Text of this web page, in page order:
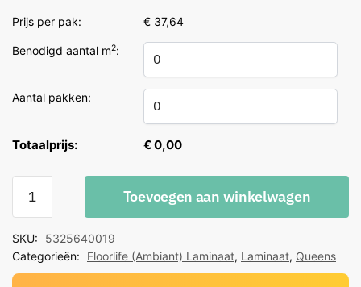
Prijs per pak: € 37,64
Benodigd aantal m2:
Aantal pakken:
Totaalprijs: € 0,00
Queens
eiken
quantity
Toevoegen aan winkelwagen
SKU:
5325640019
Categorieën:
Floorlife (Ambiant) Laminaat, Laminaat, Queens